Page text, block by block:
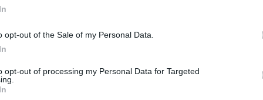
opt-out of the Sale of my Personal Data.
opt-out of processing my Personal Data for Targeted
Lidl έχει
ΑΓΟΡΑ 11 ΙΟΥΛ
Το Εκπτωτικό Μάρκετ